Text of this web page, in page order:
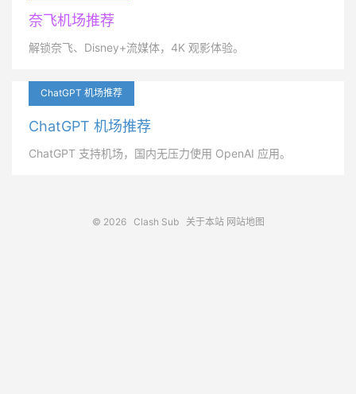
奈飞机场推荐
解锁奈飞、Disney+流媒体，4K 观影体验。
ChatGPT 机场推荐
ChatGPT 机场推荐
ChatGPT 支持机场，国内无压力使用 OpenAI 应用。
© 2026 Clash Sub 关于本站 网站地图